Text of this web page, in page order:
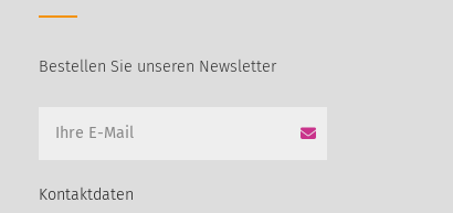
Bestellen Sie unseren Newsletter
Kontaktdaten